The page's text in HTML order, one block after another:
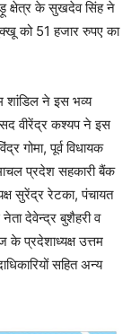
क्षेत्र के सुखदेव सिंह ने
को 51 हजार रुपए का
शांडिल ने इस भव्य
वीरेंद्र कश्यप ने इस
गोमा, पूर्व विधायक
प्रदेश सहकारी बैंक
सुरेंद्र रेटका, पंचायत
देवेन्द्र बुशैहरी व
के प्रदेशाध्यक्ष उत्तम
सहित अन्य